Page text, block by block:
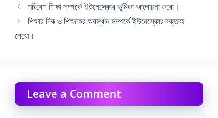
পরিবেশ শিক্ষা সম্পর্কে ইউনেস্কোর ভূমিকা আলােচনা করাে।
শিক্ষার দিক ও শিক্ষকের অবস্থান সম্পর্কে ইউনেস্কোর বক্তব্য
লেখো।
Leave a Comment